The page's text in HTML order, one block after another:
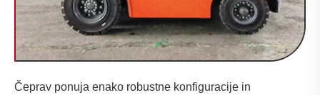
Čeprav ponuja enako robustne konfiguracije in